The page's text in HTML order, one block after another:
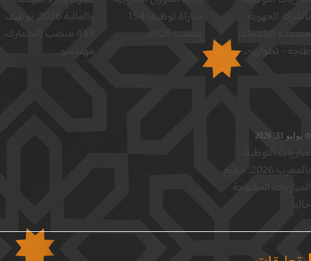
الجهوية
الخدمات
- تطوان -...
مباراة توظيف 154
منصب 2026
والمالية 2026: توظيف
453 منصب (الجمارك،
مهندسو...
31, 2026
التوظيف
بالمغرب 2026: جميع
المفتوحة